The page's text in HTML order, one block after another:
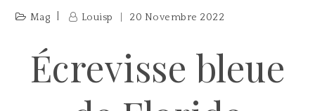
Mag Louisp 20 Novembre 2022
Écrevisse bleue